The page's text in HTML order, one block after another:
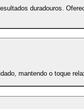
duradouros.
mantendo o toque